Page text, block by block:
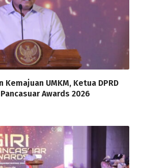
Kemajuan UMKM, Ketua DPRD
Awards 2026